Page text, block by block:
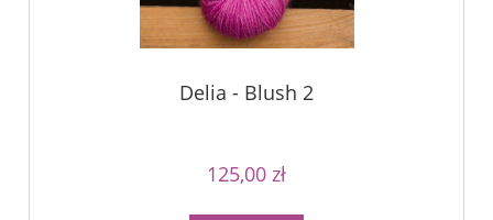
Delia - Blush 2
125,00 zł